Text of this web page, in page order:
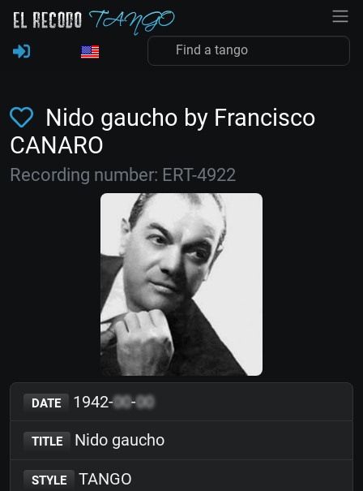
Nido gaucho by Francisco
CANARO
Recording number: ERT-4922
DATE 1942-00-00
TITLE Nido gaucho
STYLE TANGO